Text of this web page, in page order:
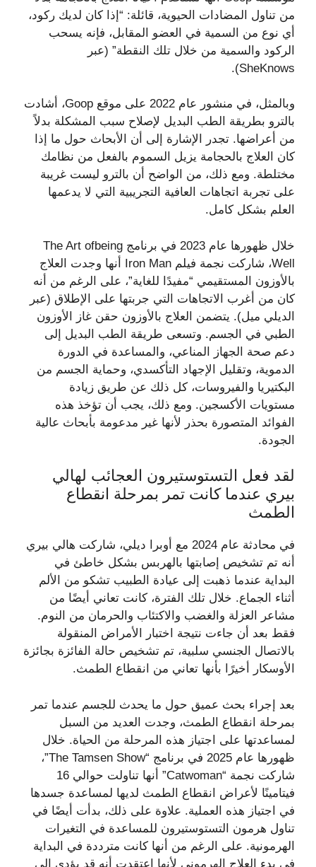
من تناول المضادات الحيوية، قائلة: “إذا كان لديك ركود،
أي نوع من السمية في العضو المقابل، فإنه يسحب
الركود والسمية من خلال تلك النقطة” (عبر
SheKnows).
وبالمثل، في منشور عام 2022 على موقع Goop، أشادت
بالترو بطريقة الطب البديل لإصلاح سبب المشكلة بدلاً
من أعراضها. تجدر الإشارة إلى أن الأبحاث حول ما إذا
كان العلاج بالحجامة يزيل السموم بالفعل من نظامك
مختلطة. ومع ذلك، من الواضح أن بالترو ليست غريبة
على تجربة اتجاهات العافية التجريبية التي لا يدعمها
العلم بشكل كامل.
خلال ظهورها عام 2023 في برنامج The Art ofbeing
Well، شاركت نجمة فيلم Iron Man أنها وجدت العلاج
بالأوزون المستقيمي “مفيدًا للغاية”، على الرغم من أنه
كان من أغرب الاتجاهات التي جربتها على الإطلاق (عبر
الديلي ميل). يتضمن العلاج بالأوزون حقن غاز الأوزون
الطبي في الجسم. وتسعى طريقة الطب البديل إلى
دعم صحة الجهاز المناعي، والمساعدة في الدورة
الدموية، وتقليل الإجهاد التأكسدي، وحماية الجسم من
البكتيريا والفيروسات، كل ذلك عن طريق زيادة
مستويات الأكسجين. ومع ذلك، يجب أن تؤخذ هذه
الفوائد المتصورة بحذر لأنها غير مدعومة بأبحاث عالية
الجودة.
لقد فعل التستوستيرون العجائب لهالي
بيري عندما كانت تمر بمرحلة انقطاع
الطمث
في محادثة عام 2024 مع أوبرا ديلي، شاركت هالي بيري
أنه تم تشخيص إصابتها بالهربس بشكل خاطئ في
البداية عندما ذهبت إلى عيادة الطبيب تشكو من الألم
أثناء الجماع. خلال تلك الفترة، كانت تعاني أيضًا من
مشاعر العزلة والغضب والاكتئاب والحرمان من النوم.
فقط بعد أن جاءت نتيجة اختبار الأمراض المنقولة
بالاتصال الجنسي سلبية، تم تشخيص حالة الفائزة بجائزة
الأوسكار أخيرًا بأنها تعاني من انقطاع الطمث.
بعد إجراء بحث عميق حول ما يحدث للجسم عندما تمر
بمرحلة انقطاع الطمث، وجدت العديد من السبل
لمساعدتها على اجتياز هذه المرحلة من الحياة. خلال
ظهورها عام 2025 في برنامج “The Tamsen Show”،
شاركت نجمة “Catwoman” أنها تناولت حوالي 16
فيتامينًا لأعراض انقطاع الطمث لديها لمساعدة جسدها
في اجتياز هذه العملية. علاوة على ذلك، بدأت أيضًا في
تناول هرمون التستوستيرون للمساعدة في التغيرات
الهرمونية. على الرغم من أنها كانت مترددة في البداية
في بدء العلاج الهرموني لأنها اعتقدت أنه قد يؤدي إلى